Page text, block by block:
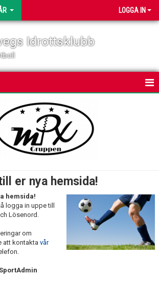
LOGGA IN
Idrottsklubb
er nya hemsida!
hemsida!
logga in uppe till
Lösenord.
om
att kontakta vår